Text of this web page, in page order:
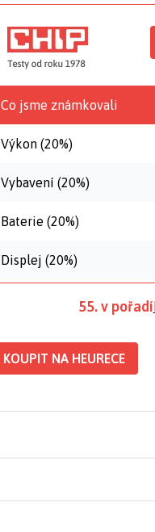
Co jsme známkovali
Výkon (20%)
Vybavení (20%)
Baterie (20%)
Displej (20%)
55. v pořadí
KOUPIT NA HEURECE